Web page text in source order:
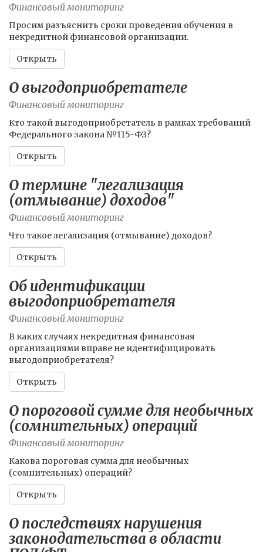
Финансовый мониторинг
Просим разъяснить сроки проведения обучения в
некредитной финансовой организации.
Открыть
О выгодоприобретателе
Финансовый мониторинг
Кто такой выгодоприобретатель в рамках требований
Федерального закона №115-ФЗ?
Открыть
О термине "легализация
(отмывание) доходов"
Финансовый мониторинг
Что такое легализация (отмывание) доходов?
Открыть
Об идентификации
выгодоприобретателя
Финансовый мониторинг
В каких случаях некредитная финансовая
организациями вправе не идентифицировать
выгодоприобретателя?
Открыть
О пороговой сумме для необычных
(сомнительных) операций
Финансовый мониторинг
Какова пороговая сумма для необычных
(сомнительных) операций?
Открыть
О последствиях нарушения
законодательства в области